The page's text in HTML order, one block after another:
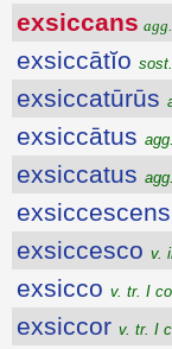
exsiccans
exsiccātĭo
exsiccatūrūs
exsiccātus
exsiccatus
exsiccescens
exsiccesco v.
exsicco v. tr. I
exsiccor v. tr. I